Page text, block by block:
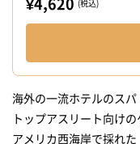
(税込)
海外の一流ホテルのスパ
トップアスリート向け
アメリカ西海岸で採れ